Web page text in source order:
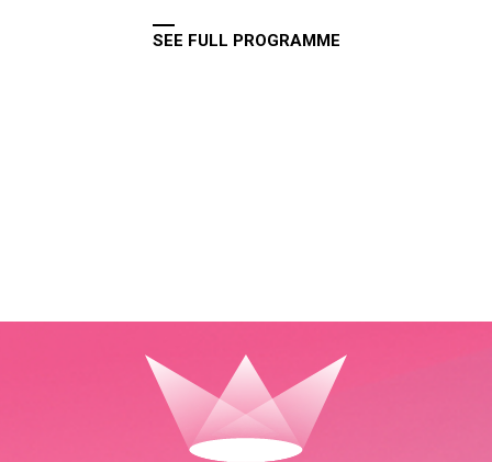
SEE FULL PROGRAMME